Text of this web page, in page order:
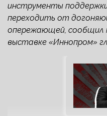
инструменты
переходить от
опережающей, сообщил
выставке «Иннопром»